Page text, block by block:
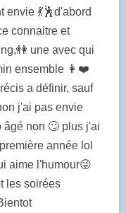
💃🕺d'abord
connaitre et
une avec qui
ensemble 👩❤️
a définir, sauf
j'ai pas envie
âgé non 🙄 plus j'ai
année lol
aime l'humour😜
les soirées